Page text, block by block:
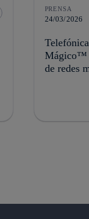
PRENSA
24/03/2026
Mágico™
de redes